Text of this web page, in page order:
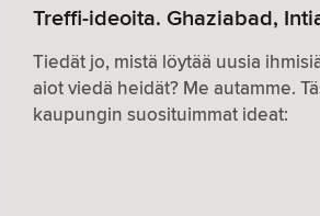
Treffi-ideoita. Ghaziabad,
Tiedät jo, mistä löytää uusia
aiot viedä heidät? Me autamme.
kaupungin suosituimmat ideat: